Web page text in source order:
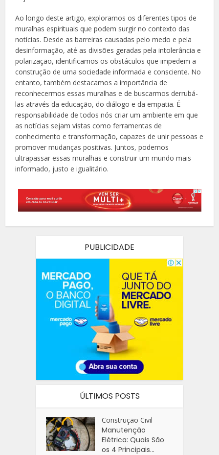
Ao longo deste artigo, exploramos os diferentes tipos de
muralhas espirituais que podem surgir no contexto das
notícias. Desde as barreiras causadas pelo medo e pela
desinformação, até as divisões geradas pela intolerância e
polarização, identificamos os obstáculos que impedem a
construção de uma sociedade informada e consciente. No
entanto, também destacamos a importância de
reconhecermos essas muralhas e de buscarmos derrubá-
las através da educação, do diálogo e da empatia. É
responsabilidade de todos nós criar um ambiente em que
as notícias sejam vistas como ferramentas de
conhecimento e transformação, capazes de unir pessoas e
promover mudanças positivas. Juntos, podemos
ultrapassar essas muralhas e construir um mundo mais
informado, justo e igualitário.
PUBLICIDADE
ÚLTIMOS POSTS
Construção Civil
Manutenção
Elétrica: Quais São
os 4 Principais...